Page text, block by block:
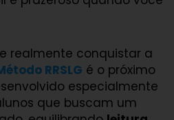
realmente conquistar a
RRSLG é o próximo
especialmente
que buscam um